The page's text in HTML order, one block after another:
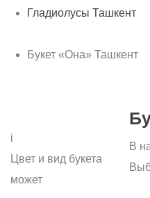
Гладиолусы Ташкент
Букет «Она» Ташкент
i
Цвет и вид букета
может
В